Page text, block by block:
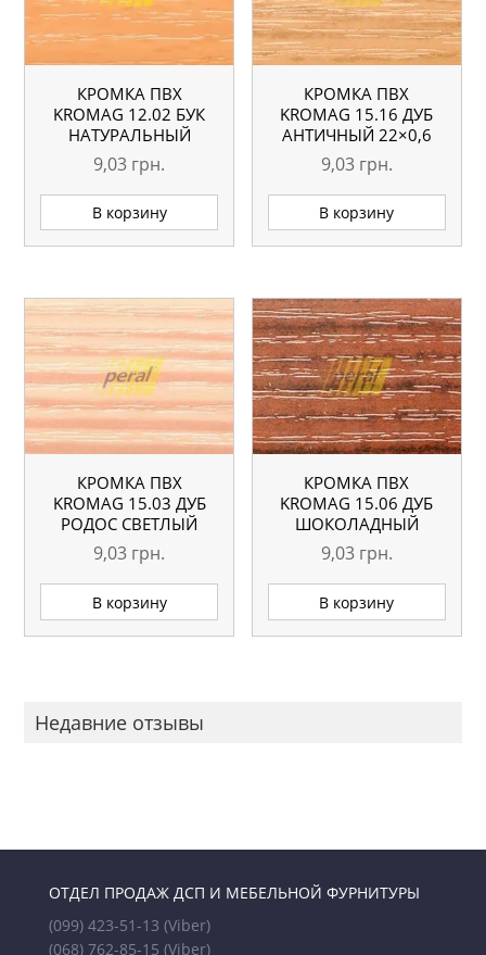
КРОМКА ПВХ
KROMAG 12.02 БУК
НАТУРАЛЬНЫЙ
22×0,6 ММ
9,03 грн.
В корзину
КРОМКА ПВХ
KROMAG 15.16 ДУБ
АНТИЧНЫЙ 22×0,6
ММ
9,03 грн.
В корзину
КРОМКА ПВХ
KROMAG 15.03 ДУБ
РОДОС СВЕТЛЫЙ
22×0,6 ММ
9,03 грн.
В корзину
КРОМКА ПВХ
KROMAG 15.06 ДУБ
ШОКОЛАДНЫЙ
22×0,6 ММ
9,03 грн.
В корзину
Недавние отзывы
ОТДЕЛ ПРОДАЖ ДСП И МЕБЕЛЬНОЙ ФУРНИТУРЫ
(099) 423-51-13 (Viber)
(068) 762-85-15 (Viber)